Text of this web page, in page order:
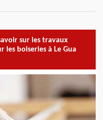
sur les travaux
les boiseries à Le Gua